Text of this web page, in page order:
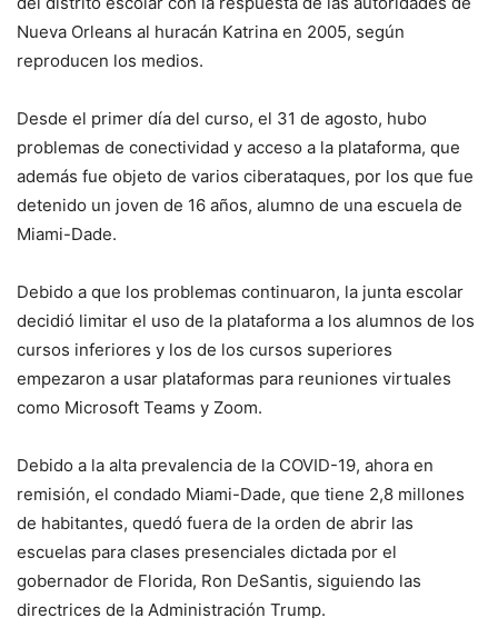
Nueva Orleans al huracán Katrina en 2005, según
reproducen los medios.
Desde el primer día del curso, el 31 de agosto, hubo
problemas de conectividad y acceso a la plataforma, que
además fue objeto de varios ciberataques, por los que fue
detenido un joven de 16 años, alumno de una escuela de
Miami-Dade.
Debido a que los problemas continuaron, la junta escolar
decidió limitar el uso de la plataforma a los alumnos de los
cursos inferiores y los de los cursos superiores
empezaron a usar plataformas para reuniones virtuales
como Microsoft Teams y Zoom.
Debido a la alta prevalencia de la COVID-19, ahora en
remisión, el condado Miami-Dade, que tiene 2,8 millones
de habitantes, quedó fuera de la orden de abrir las
escuelas para clases presenciales dictada por el
gobernador de Florida, Ron DeSantis, siguiendo las
directrices de la Administración Trump.